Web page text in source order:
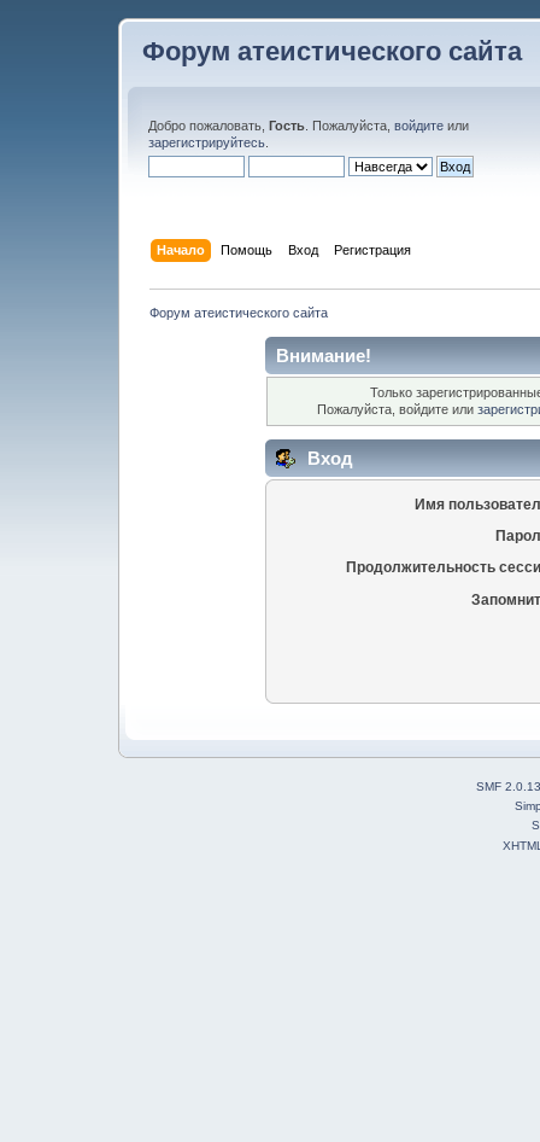
Форум атеистического сайта
Добро пожаловать, Гость . Пожалуйста, войдите или
зарегистрируйтесь
Начало Помощь Вход Регистрация
Форум атеистического сайта
Внимание!
Только
Пожалуйста, войдите или
Вход
Имя
Продолжительность
SMF 2.0.13